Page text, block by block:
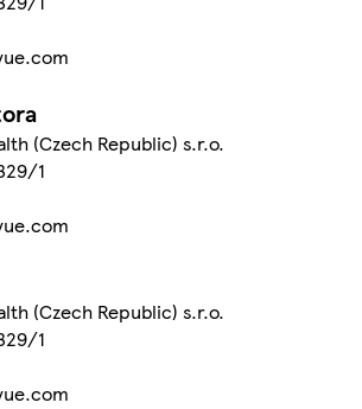
(Czech Republic) s.r.o.
1
(Czech Republic) s.r.o.
1